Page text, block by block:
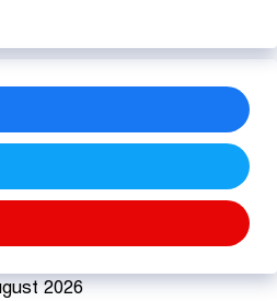
2026